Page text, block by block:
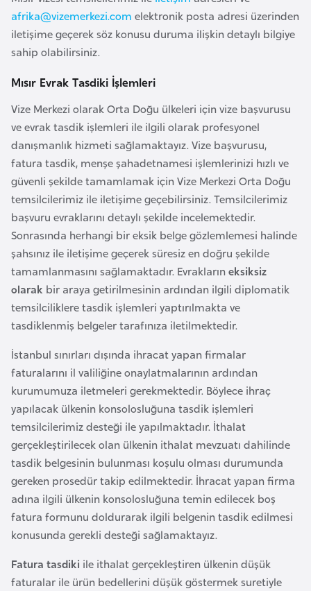
afrika@vizemerkezi.com elektronik posta adresi üzerinden
iletişime geçerek söz konusu duruma ilişkin detaylı bilgiye
sahip olabilirsiniz.
Mısır Evrak Tasdiki İşlemleri
Vize Merkezi olarak Orta Doğu ülkeleri için vize başvurusu
ve evrak tasdik işlemleri ile ilgili olarak profesyonel
danışmanlık hizmeti sağlamaktayız. Vize başvurusu,
fatura tasdik, menşe şahadetnamesi işlemlerinizi hızlı ve
güvenli şekilde tamamlamak için Vize Merkezi Orta Doğu
temsilcilerimiz ile iletişime geçebilirsiniz. Temsilcilerimiz
başvuru evraklarını detaylı şekilde incelemektedir.
Sonrasında herhangi bir eksik belge gözlemlemesi halinde
şahsınız ile iletişime geçerek süresiz en doğru şekilde
tamamlanmasını sağlamaktadır. Evraklarıneksiksiz
olarak bir araya getirilmesinin ardından ilgili diplomatik
temsilciliklere tasdik işlemleri yaptırılmakta ve
tasdiklenmiş belgeler tarafınıza iletilmektedir.
İstanbul sınırları dışında ihracat yapan firmalar
faturalarını il valiliğine onaylatmalarının ardından
kurumumuza iletmeleri gerekmektedir. Böylece ihraç
yapılacak ülkenin konsolosluğuna tasdik işlemleri
temsilcilerimiz desteği ile yapılmaktadır. İthalat
gerçekleştirilecek olan ülkenin ithalat mevzuatı dahilinde
tasdik belgesinin bulunması koşulu olması durumunda
gereken prosedür takip edilmektedir. İhracat yapan firma
adına ilgili ülkenin konsolosluğuna temin edilecek boş
fatura formunu doldurarak ilgili belgenin tasdik edilmesi
konusunda gerekli desteği sağlamaktayız.
Fatura tasdiki ile ithalat gerçekleştiren ülkenin düşük
faturalar ile ürün bedellerini düşük göstermek suretiyle
F
a
s
Ç
a
d
Ç
e
k
C
u
m
h
u
r
y
e
t
i
C
e
z
a
y
r